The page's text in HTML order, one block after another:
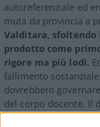
autoreferenziale ed
muta da provincia a
Valditara, sfoltendo
prodotto come
rigore ma più lodi.
fallimento
dovrebbero
del corpo docente. Il
si giudica dentro